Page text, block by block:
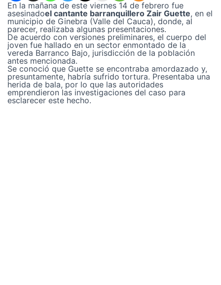
En la mañana de este viernes 14 de febrero fue
asesinadoel cantante barranquillero Zair Guette, en el
municipio de Ginebra (Valle del Cauca), donde, al
parecer, realizaba algunas presentaciones.
De acuerdo con versiones preliminares, el cuerpo del
joven fue hallado en un sector enmontado de la
vereda Barranco Bajo, jurisdicción de la población
antes mencionada.
Se conoció que Guette se encontraba amordazado y,
presuntamente, habría sufrido tortura. Presentaba una
herida de bala, por lo que las autoridades
emprendieron las investigaciones del caso para
esclarecer este hecho.